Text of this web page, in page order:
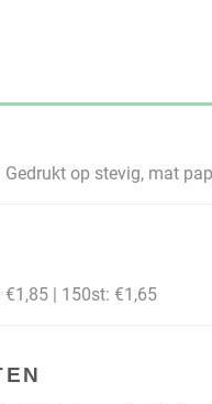
op stevig, mat
| 150st: €1,65